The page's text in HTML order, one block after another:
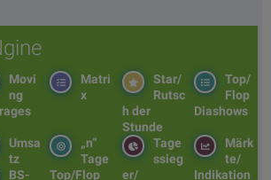
Top/
Flop
Diashows
Star/
Rutsc
h der
Stunde
Matri
x
Movi
ng
Märk
te/
Indikation
Tage
ssieg
er/
„n“
Tage
Top/Flop
Umsa
tz
BS-